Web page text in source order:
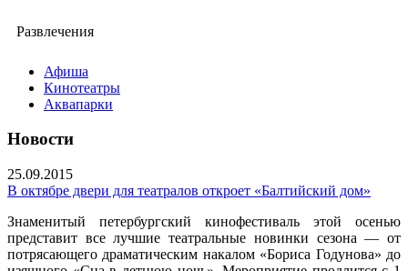
Развлечения
Афиша
Кинотеатры
Аквапарки
Новости
25.09.2015
В октябре двери для театралов откроет «Балтийский дом»
Знаменитый петербургский кинофестиваль этой осенью
представит все лучшие театральные новинки сезона — от
потрясающего драматическим накалом «Бориса Годунова» до